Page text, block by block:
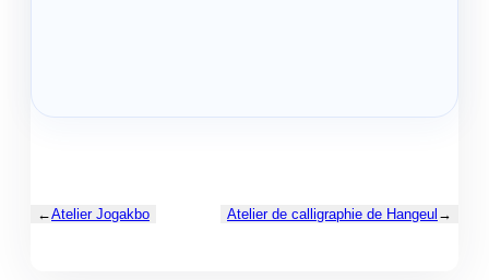
←Atelier Jogakbo Atelier de calligraphie de Hangeul →